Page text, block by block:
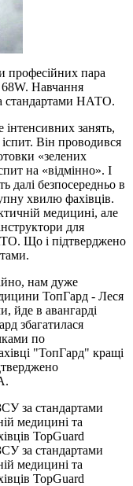
професійних пара
Навчання
стандартами НАТО.
занять,
Він проводився
«зелених
на «відмінно». І
далі безпосередньо в
хвилю фахівців.
медицині, але
для
Що і підтверджено
нам дуже
ТопГард - Леся
йде в авангарді
збагатилася
по
"ТопГард" кращі